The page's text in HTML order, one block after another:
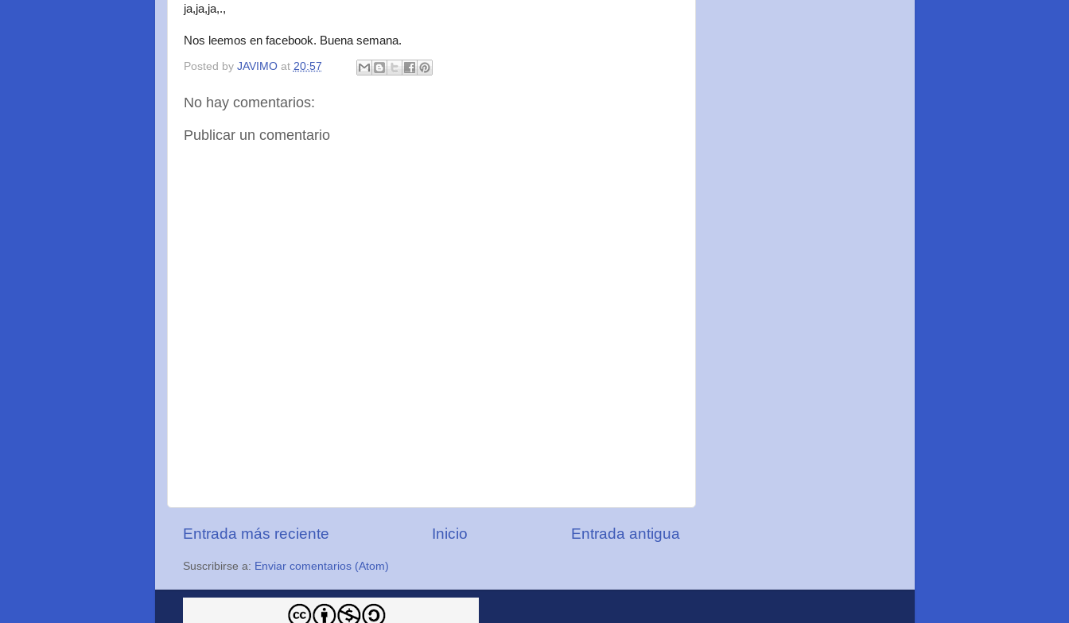
ja,ja,ja,.,
Nos leemos en facebook. Buena semana.
Posted by JAVIMO at 20:57
No hay comentarios:
Publicar un comentario
Entrada más reciente Entrada antigua
Inicio
Suscribirse a: Enviar comentarios (Atom)